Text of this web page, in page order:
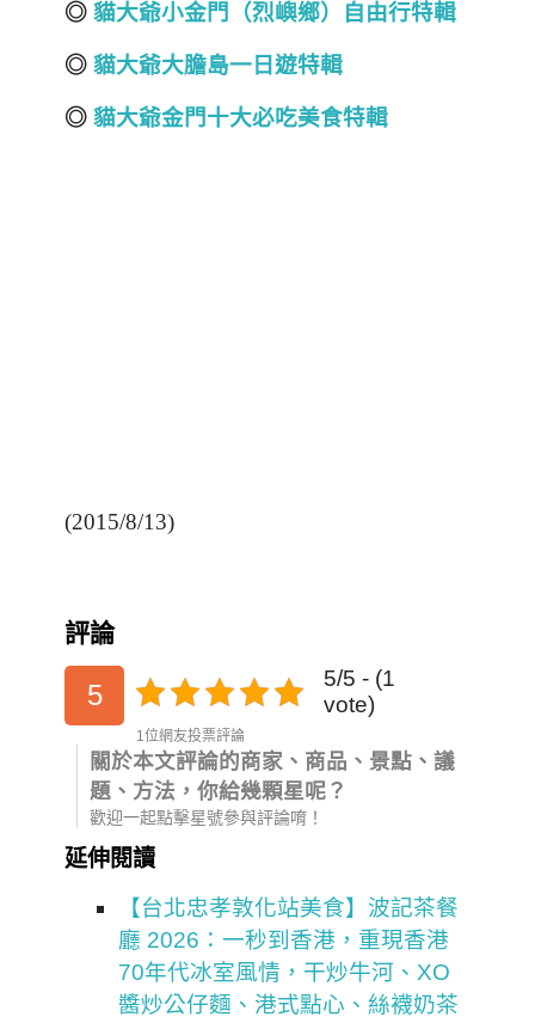
◎ 貓大爺小金門（烈嶼鄉）自由行特輯
◎ 貓大爺大膽島一日遊特輯
◎ 貓大爺金門十大必吃美食特輯
(2015/8/13)
評論
5
5/5 - (1
vote)
1位網友投票評論
關於本文評論的商家、商品、景點、議
題、方法，你給幾顆星呢？
歡迎一起點擊星號參與評論唷！
延伸閱讀
【台北忠孝敦化站美食】波記茶餐
廳 2026：一秒到香港，重現香港
70年代冰室風情，干炒牛河、XO
醬炒公仔麵、港式點心、絲襪奶茶